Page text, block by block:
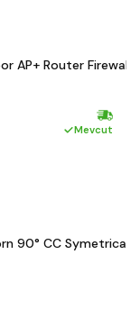
AP+ Router Firewall
Hızlı
Mevcut
90° CC Symetrical